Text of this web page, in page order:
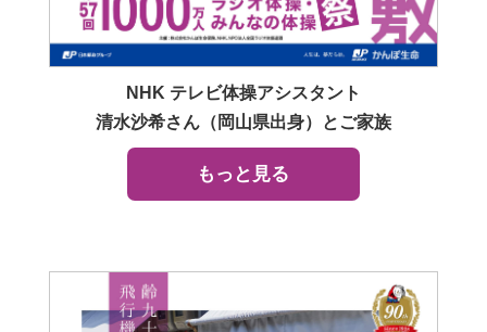
NHK テレビ体操アシスタント
清水沙希さん（岡山県出身）とご家族
もっと見る